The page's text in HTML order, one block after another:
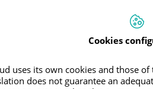
Pediátrica
Cookies
uses its own cookies and those
does not guarantee an